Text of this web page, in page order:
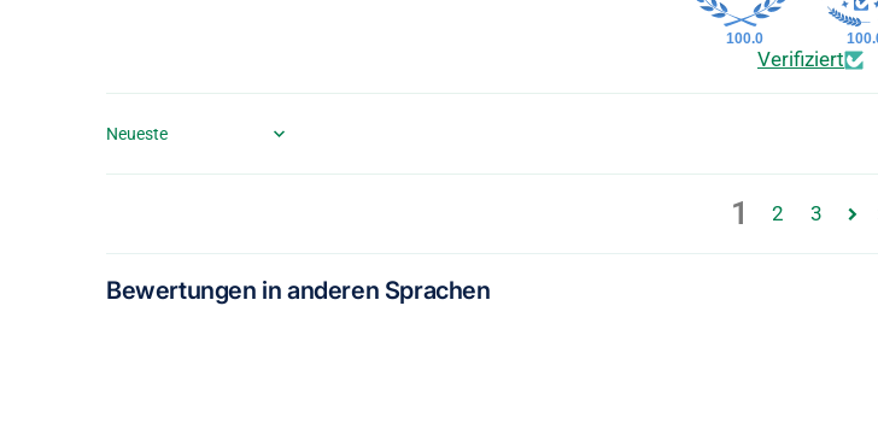
100.0
Verifiziert
Sort by
1 2 3
Bewertungen in anderen Sprachen